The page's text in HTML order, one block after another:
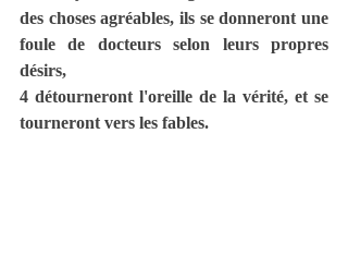
des choses agréables, ils se donneront une
foule de docteurs selon leurs propres
désirs,
4 détourneront l'oreille de la vérité, et se
tourneront vers les fables.